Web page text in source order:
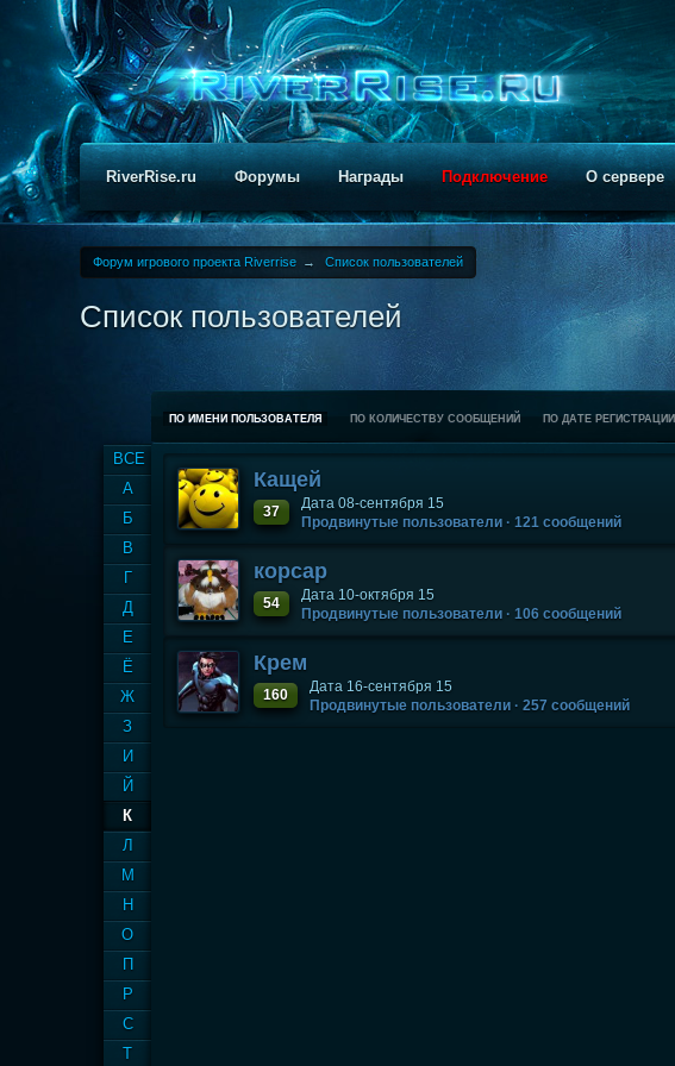
RiverRise.ru Форумы Награды Подключение О сервере
Форум игрового проекта Riverrise → Список пользователей
Список пользователей
ВСЕ
А
Б
В
Г
Д
Е
Ё
Ж
З
И
Й
К
Л
М
Н
О
П
Р
С
Т
ПО ИМЕНИ ПОЛЬЗОВАТЕЛЯ ПО КОЛИЧЕСТВУ СООБЩЕНИЙ ПО ДАТЕ РЕГИСТРАЦИИ
Кащей
37
Дата 08-сентября 15
Продвинутые пользователи · 121 сообщений
корсар
54
Дата 10-октября 15
Продвинутые пользователи · 106 сообщений
Крем
160
Дата 16-сентября 15
Продвинутые пользователи · 257 сообщений